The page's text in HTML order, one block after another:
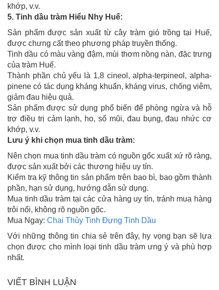
khớp, v.v.
5. Tinh dầu tràm Hiểu Nhy Huế:
Sản phẩm được sản xuất từ cây tràm gió trồng tại Huế,
được chưng cất theo phương pháp truyền thống.
Tinh dầu có màu vàng đậm, mùi thơm nồng nàn, đặc trưng
của tràm Huế.
Thành phần chủ yếu là 1,8 cineol, alpha-terpineol, alpha-
pinene có tác dụng kháng khuẩn, kháng virus, chống viêm,
giảm đau hiệu quả.
Sản phẩm được sử dụng phổ biến để phòng ngừa và hỗ
trợ điều trị cảm lạnh, ho, sổ mũi, đau bụng, đau nhức cơ
khớp, v.v.
Lưu ý khi chọn mua tinh dầu tràm:
Nên chọn mua tinh dầu tràm có nguồn gốc xuất xứ rõ ràng,
được sản xuất bởi các thương hiệu uy tín.
Kiểm tra kỹ thông tin sản phẩm trên bao bì, bao gồm thành
phần, hạn sử dụng, hướng dẫn sử dụng.
Mua tinh dầu tràm tại các cửa hàng uy tín, tránh mua hàng
trôi nổi, không rõ nguồn gốc.
Mua Ngay: Chai Thủy Tinh Đựng Tinh Dầu
Với những thông tin chia sẻ trên đây, hy vọng bạn sẽ lựa
chọn được cho mình loại tinh dầu tràm ưng ý và phù hợp
nhất.
VIẾT BÌNH LUẬN